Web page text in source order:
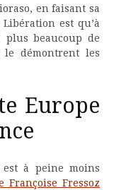
en faisant sa
est qu’à
beaucoup de
démontrent les
Europe
à peine moins
Françoise Fressoz